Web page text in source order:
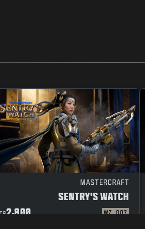
MASTERCRAFT
SENTRY'S WATCH
BO7
WZ
2,800
CP